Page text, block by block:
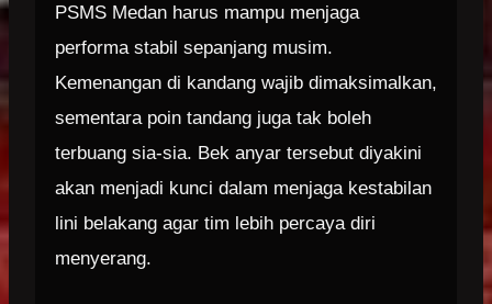
PSMS Medan harus mampu menjaga
performa stabil sepanjang musim.
Kemenangan di kandang wajib dimaksimalkan,
sementara poin tandang juga tak boleh
terbuang sia-sia. Bek anyar tersebut diyakini
akan menjadi kunci dalam menjaga kestabilan
lini belakang agar tim lebih percaya diri
menyerang.